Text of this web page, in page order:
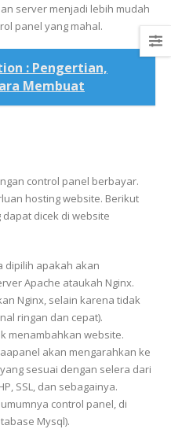
server menjadi lebih mudah
panel yang mahal.
: Pengertian,
Membuat
control panel berbayar.
hosting website. Berikut
dicek di website
dipilih apakah akan
Apache ataukah Nginx.
Nginx, selain karena tidak
ringan dan cepat).
menambahkan website.
akan mengarahkan ke
sesuai dengan selera dari
SSL, dan sebagainya.
control panel, di
Mysql).